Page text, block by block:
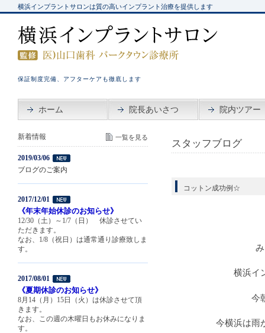
横浜インプラントサロンは質の高いインプラント治療を提供します
保証制度完備、アフターケアも徹底します
ホーム 院長あいさつ 院内ツアー
スタッフブログ
コットン成功例☆
横浜イ
今
今横浜は雨
新着情報 一覧を見る
2019/03/06
ブログのご案内
2017/12/01
《年末年始休診のお知らせ》
12/30（土）～1/7（日） 休診させてい
ただきます。
なお、1/8（祝日）は通常通り診療致しま
す。
2017/08/01
《夏期休診のお知らせ》
8月14（月）15日（火）は休診させて頂
きます。
なお、この週の木曜日もお休みになりま
す。